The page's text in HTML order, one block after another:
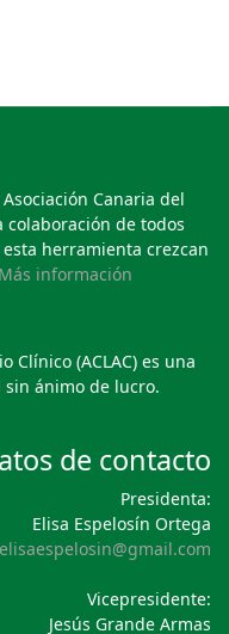
Canaria del
colaboración de todos
herramienta crezcan
Más información
Clínico (ACLAC) es una
ánimo de lucro.
de contacto
Presidenta:
Elisa Espelosín Ortega
elisaespelosin@gmail.com
Vicepresidente:
Jesús Grande Armas